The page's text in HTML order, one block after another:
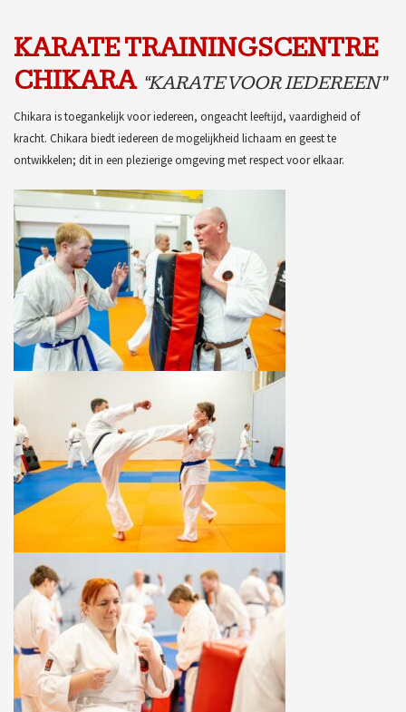
KARATE TRAININGSCENTRE
CHIKARA “KARATE VOOR IEDEREEN”
Chikara is toegankelijk voor iedereen, ongeacht leeftijd, vaardigheid of
kracht. Chikara biedt iedereen de mogelijkheid lichaam en geest te
ontwikkelen; dit in een plezierige omgeving met respect voor elkaar.